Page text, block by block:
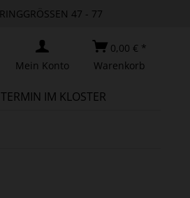
RINGGRÖSSEN 47 - 77
Mein Konto
0,00 € *
Warenkorb
TERMIN IM KLOSTER